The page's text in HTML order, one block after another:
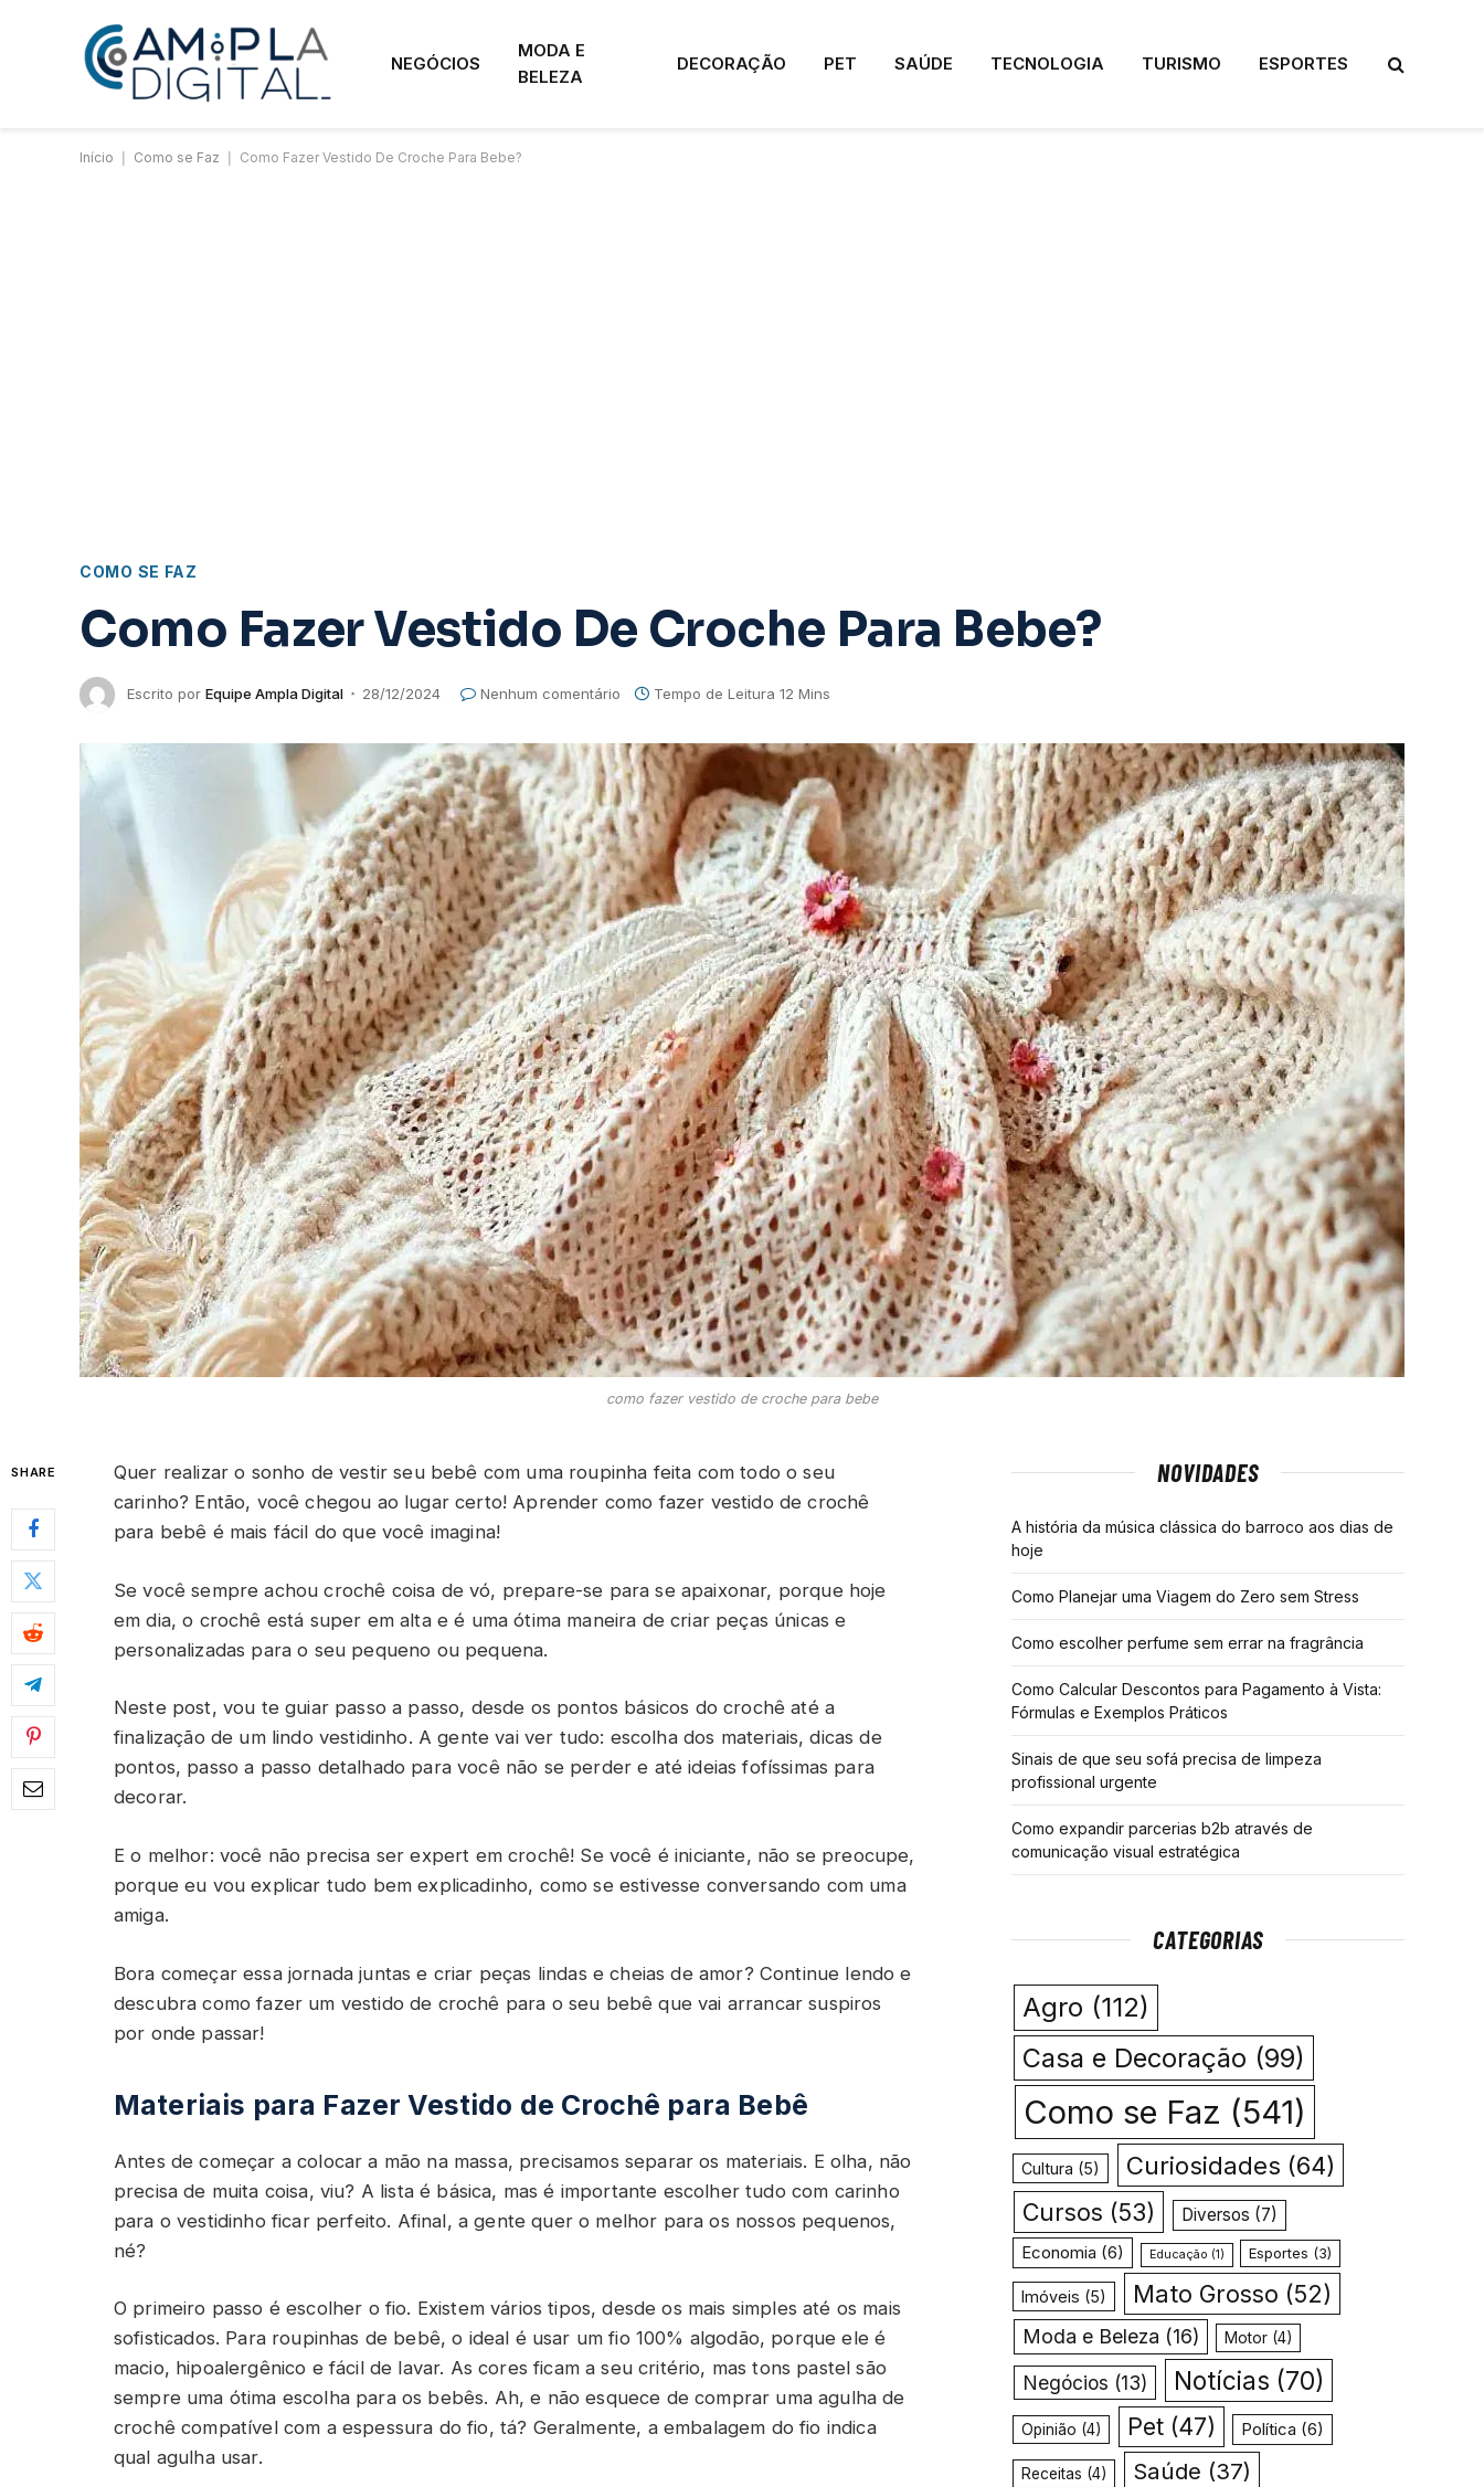
NEGÓCIOS
MODA E
BELEZA
DECORAÇÃO PET SAÚDE TECNOLOGIA TURISMO ESPORTES
Início Como se Faz Como Fazer Vestido De Croche Para Bebe?
COMO SE FAZ
Como Fazer Vestido De Croche Para Bebe?
Escrito por Equipe Ampla Digital 28/12/2024 Nenhum comentário Tempo de Leitura 12 Mins
como fazer vestido de croche para bebe
SHARE
Quer realizar o sonho de vestir seu bebê com uma roupinha feita com todo o seu
carinho? Então, você chegou ao lugar certo! Aprender como fazer vestido de crochê
para bebê é mais fácil do que você imagina!
Se você sempre achou crochê coisa de vó, prepare-se para se apaixonar, porque hoje
em dia, o crochê está super em alta e é uma ótima maneira de criar peças únicas e
personalizadas para o seu pequeno ou pequena.
Neste post, vou te guiar passo a passo, desde os pontos básicos do crochê até a
finalização de um lindo vestidinho. A gente vai ver tudo: escolha dos materiais, dicas de
pontos, passo a passo detalhado para você não se perder e até ideias fofíssimas para
decorar.
E o melhor: você não precisa ser expert em crochê! Se você é iniciante, não se preocupe,
porque eu vou explicar tudo bem explicadinho, como se estivesse conversando com uma
amiga.
Bora começar essa jornada juntas e criar peças lindas e cheias de amor? Continue lendo e
descubra como fazer um vestido de crochê para o seu bebê que vai arrancar suspiros
por onde passar!
Materiais para Fazer Vestido de Crochê para Bebê
Antes de começar a colocar a mão na massa, precisamos separar os materiais. E olha, não
precisa de muita coisa, viu? A lista é básica, mas é importante escolher tudo com carinho
para o vestidinho ficar perfeito. Afinal, a gente quer o melhor para os nossos pequenos,
né?
O primeiro passo é escolher o fio. Existem vários tipos, desde os mais simples até os mais
sofisticados. Para roupinhas de bebê, o ideal é usar um fio 100% algodão, porque ele é
macio, hipoalergênico e fácil de lavar. As cores ficam a seu critério, mas tons pastel são
sempre uma ótima escolha para os bebês. Ah, e não esquece de comprar uma agulha de
crochê compatível com a espessura do fio, tá? Geralmente, a embalagem do fio indica
qual agulha usar.
NOVIDADES
A história da música clássica do barroco aos dias de
hoje
Como Planejar uma Viagem do Zero sem Stress
Como escolher perfume sem errar na fragrância
Como Calcular Descontos para Pagamento à Vista:
Fórmulas e Exemplos Práticos
Sinais de que seu sofá precisa de limpeza
profissional urgente
Como expandir parcerias b2b através de
comunicação visual estratégica
CATEGORIAS
Agro (112)
Casa e Decoração (99)
Como se Faz (541)
Cultura (5) Curiosidades (64)
Cursos (53) Diversos (7)
Economia (6) Educação (1) Esportes (3)
Imóveis (5) Mato Grosso (52)
Moda e Beleza (16) Motor(4)
Negócios (13) Notícias (70)
Opinião (4) Pet(47) Política (6)
Receitas (4) Saúde (37)